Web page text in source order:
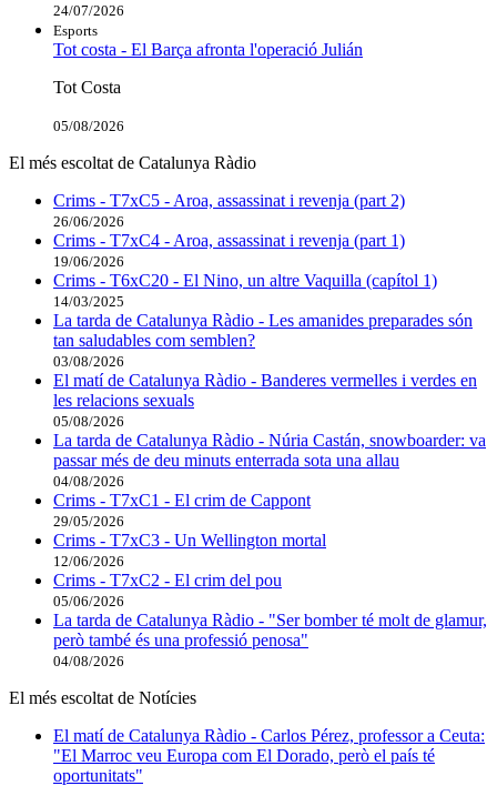
24/07/2026
Esports
Tot costa - El Barça afronta l'operació Julián
Tot Costa
05/08/2026
El més escoltat de Catalunya Ràdio
Crims - T7xC5 - Aroa, assassinat i revenja (part 2)
26/06/2026
Crims - T7xC4 - Aroa, assassinat i revenja (part 1)
19/06/2026
Crims - T6xC20 - El Nino, un altre Vaquilla (capítol 1)
14/03/2025
La tarda de Catalunya Ràdio - Les amanides preparades són
tan saludables com semblen?
03/08/2026
El matí de Catalunya Ràdio - Banderes vermelles i verdes en
les relacions sexuals
05/08/2026
La tarda de Catalunya Ràdio - Núria Castán, snowboarder: va
passar més de deu minuts enterrada sota una allau
04/08/2026
Crims - T7xC1 - El crim de Cappont
29/05/2026
Crims - T7xC3 - Un Wellington mortal
12/06/2026
Crims - T7xC2 - El crim del pou
05/06/2026
La tarda de Catalunya Ràdio - "Ser bomber té molt de glamur,
però també és una professió penosa"
04/08/2026
El més escoltat de Notícies
El matí de Catalunya Ràdio - Carlos Pérez, professor a Ceuta:
"El Marroc veu Europa com El Dorado, però el país té
oportunitats"